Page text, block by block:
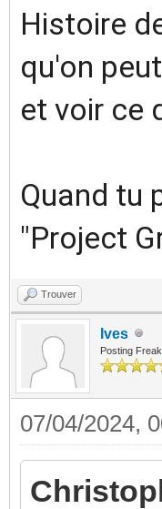
Histoire
qu'on
et voir ce
Quand tu
"Project
Trouver
Ives
Posting Freak
07/04/2024,